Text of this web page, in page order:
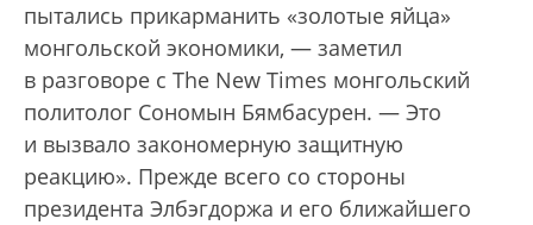
пытались прикарманить «золотые яйца»
монгольской экономики, — заметил
в разговоре с The New Times монгольский
политолог Сономын Бямбасурен. — Это
и вызвало закономерную защитную
реакцию». ­Прежде всего со стороны
президента Элбэгдоржа и его ближайшего